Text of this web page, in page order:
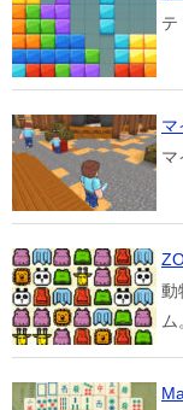
テ
マ
マ
動
ム